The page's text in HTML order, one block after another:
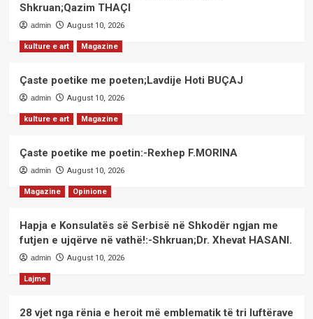
Shkruan;Qazim THAÇI
admin August 10, 2026
kulture e art Magazine
Çaste poetike me poeten;Lavdije Hoti BUÇAJ
admin August 10, 2026
kulture e art Magazine
Çaste poetike me poetin:-Rexhep F.MORINA
admin August 10, 2026
Magazine Opinione
Hapja e Konsulatës së Serbisë në Shkodër ngjan me
futjen e ujqërve në vathë!:-Shkruan;Dr. Xhevat HASANI.
admin August 10, 2026
Lajme
28 vjet nga rënia e heroit më emblematik të tri luftërave